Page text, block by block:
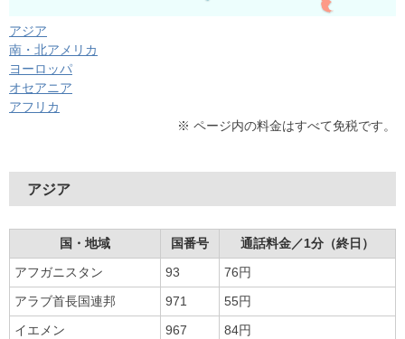
アジア
南・北アメリカ
ヨーロッパ
オセアニア
アフリカ
※ ページ内の料金はすべて免税です。
アジア
国・地域 国番号
通話料金／1分（終日）
アフガニスタン
93
76円
アラブ首長国連邦
971
55円
イエメン
967
84円